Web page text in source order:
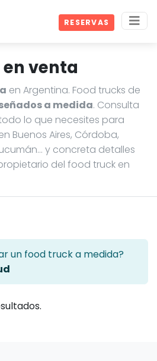
RESERVAS
venta
en Argentina. Food trucks de
a medida. Consulta
lo que necesites para
Buenos Aires, Córdoba,
y concreta detalles
del food truck en
un food truck a medida?